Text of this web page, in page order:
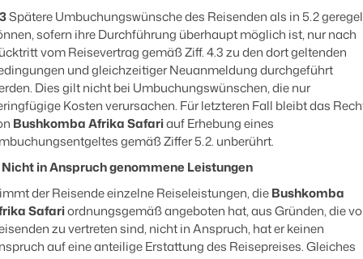
Spätere Umbuchungswünsche des Reisenden als in 5.2
sofern ihre Durchführung überhaupt möglich ist, nur nach
vom Reisevertrag gemäß Ziff. 4.3 zu den dort geltenden
und gleichzeitiger Neuanmeldung durchgeführt
Dies gilt nicht bei Umbuchungswünschen, die nur
Kosten verursachen. Für letzteren Fall bleibt das
Bushkomba Afrika Safariauf Erhebung eines
gemäß Ziffer 5.2. unberührt.
Nicht in Anspruch genommene Leistungen
der Reisende einzelne Reiseleistungen, dieBushkomba
Safariordnungsgemäß angeboten hat, aus Gründen, die
zu vertreten sind, nicht in Anspruch, hat er keinen
auf eine anteilige Erstattung des Reisepreises. Gleiches